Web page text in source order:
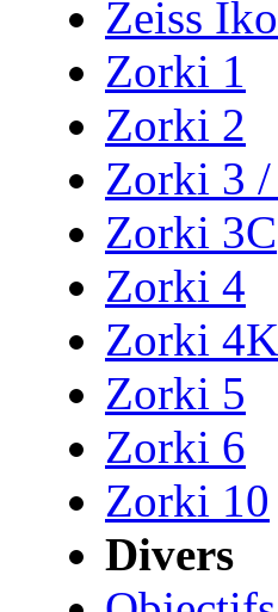
Zeiss
Zorki 1
Zorki 2
Zorki 3
Zorki 3C
Zorki 4
Zorki 4K
Zorki 5
Zorki 6
Zorki 10
Divers